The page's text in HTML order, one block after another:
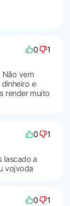
0 1
Não vem
e
render muito
0 1
lascado a
vojvoda
0 1